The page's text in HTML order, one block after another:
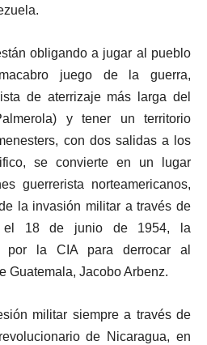
obligando a jugar al pueblo
juego de la guerra,
de aterrizaje más larga del
y tener un territorio
con dos salidas a los
se convierte en un lugar
guerrerista norteamericanos,
la invasión militar a través de
el 18 de junio de 1954, la
por la CIA para derrocar al
Guatemala, Jacobo Arbenz.
militar siempre a través de
de Nicaragua, en